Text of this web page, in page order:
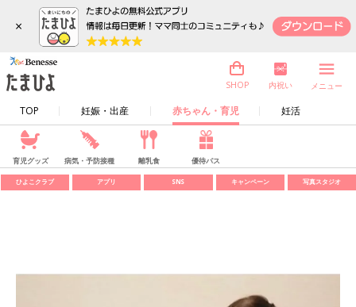
×
TOP 妊娠・出産 赤ちゃん・育児 妊活
SHOP 内祝い メニュー
育児グッズ 病気・予防接種 離乳食 優待パス
ひよこクラブ アプリ SNS キャンペーン 写真スタジオ